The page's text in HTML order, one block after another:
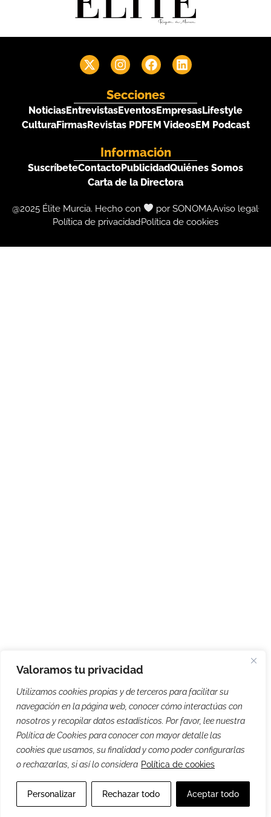
Valoramos tu privacidad
Utilizamos cookies propias y de terceros para facilitar su
navegación en la página web, conocer cómo interactúas con
nosotros y recopilar datos estadísticos. Por favor, lee nuestra
Política de Cookies para conocer con mayor detalle las
cookies que usamos, su finalidad y como poder configurarlas
o rechazarlas, si así lo considera Política de cookies
Personalizar Rechazar todo Aceptar todo
Secciones
NoticiasEntrevistasEventosEmpresasLifestyle
CulturaFirmasRevistas PDFEM VideosEM Podcast
Información
SuscríbeteContactoPublicidadQuiénes Somos
Carta de la Directora
@2025 Élite Murcia. Hecho con por SONOMAAviso legal
Política de privacidadPolítica de cookies